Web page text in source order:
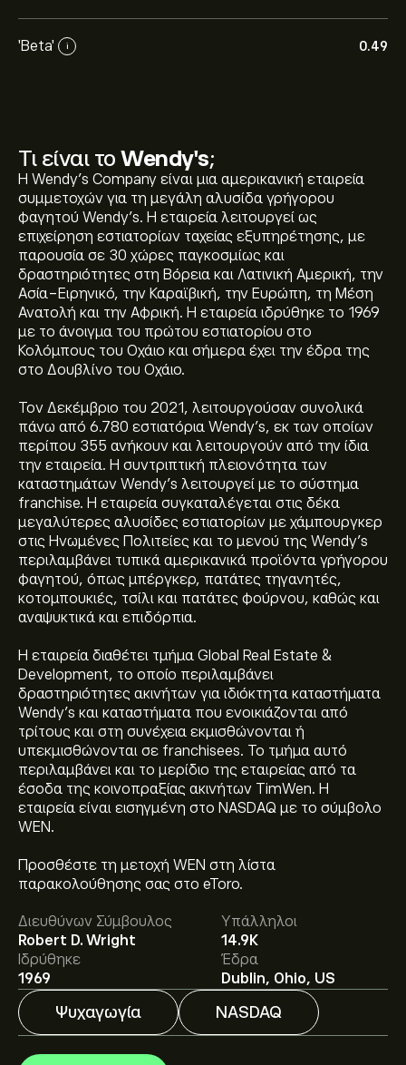
'Beta' i 0.49
Τι είναι το Wendy's;
Η Wendy's Company είναι μια αμερικανική εταιρεία
συμμετοχών για τη μεγάλη αλυσίδα γρήγορου
φαγητού Wendy's. Η εταιρεία λειτουργεί ως
επιχείρηση εστιατορίων ταχείας εξυπηρέτησης, με
παρουσία σε 30 χώρες παγκοσμίως και
δραστηριότητες στη Βόρεια και Λατινική Αμερική, την
Ασία-Ειρηνικό, την Καραϊβική, την Ευρώπη, τη Μέση
Ανατολή και την Αφρική. Η εταιρεία ιδρύθηκε το 1969
με το άνοιγμα του πρώτου εστιατορίου στο
Κολόμπους του Οχάιο και σήμερα έχει την έδρα της
στο Δουβλίνο του Οχάιο.
Τον Δεκέμβριο του 2021, λειτουργούσαν συνολικά
πάνω από 6.780 εστιατόρια Wendy’s, εκ των οποίων
περίπου 355 ανήκουν και λειτουργούν από την ίδια
την εταιρεία. Η συντριπτική πλειονότητα των
καταστημάτων Wendy’s λειτουργεί με το σύστημα
franchise. Η εταιρεία συγκαταλέγεται στις δέκα
μεγαλύτερες αλυσίδες εστιατορίων με χάμπουργκερ
στις Ηνωμένες Πολιτείες και το μενού της Wendy’s
περιλαμβάνει τυπικά αμερικανικά προϊόντα γρήγορου
φαγητού, όπως μπέργκερ, πατάτες τηγανητές,
κοτομπουκιές, τσίλι και πατάτες φούρνου, καθώς και
αναψυκτικά και επιδόρπια.
Η εταιρεία διαθέτει τμήμα Global Real Estate &
Development, το οποίο περιλαμβάνει
δραστηριότητες ακινήτων για ιδιόκτητα καταστήματα
Wendy’s και καταστήματα που ενοικιάζονται από
τρίτους και στη συνέχεια εκμισθώνονται ή
υπεκμισθώνονται σε franchisees. Το τμήμα αυτό
περιλαμβάνει και το μερίδιο της εταιρείας από τα
έσοδα της κοινοπραξίας ακινήτων TimWen. Η
εταιρεία είναι εισηγμένη στο NASDAQ με το σύμβολο
WEN.
Προσθέστε τη μετοχή WEN στη λίστα
παρακολούθησης σας στο eToro.
Διευθύνων Σύμβουλος
Robert D. Wright
Υπάλληλοι
14.9K
Ιδρύθηκε
1969
Έδρα
Dublin, Ohio, US
Ψυχαγωγία NASDAQ
Η μέση τιμή-στόχος για το Wendy's είναι 7.31‎$‎.
Εγγραφείτεστο eToro για αναλυτικές προβλέψεις και
τιμές-στόχους από αναλυτές.
Οι αναλυτές προσφέρουν προβλέψεις για το Wendy's
με βάση τις τάσεις της αγοράς, τις οικονομικές
αναφορές και την αναμενόμενη ανάπτυξη. Δείτε την
πιο πρόσφατη πρόβλεψη για τις μελλοντικές